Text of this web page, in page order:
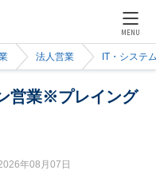
MENU
法人営業 IT・システ
営業※プレイング
年08月07日